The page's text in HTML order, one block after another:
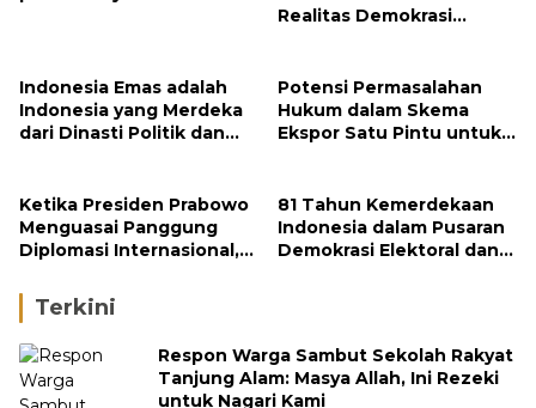
Realitas Demokrasi
Indonesia Emas adalah
Indonesia yang Merdeka
dari Dinasti Politik dan
Potensi Permasalahan
Hukum dalam Skema
Ekspor Satu Pintu untuk
Ketika Presiden Prabowo
Menguasai Panggung
Diplomasi Internasional,
Kaesang Menguasai
Safari Politik Nasional
81 Tahun Kemerdekaan
Indonesia dalam Pusaran
Demokrasi Elektoral dan
Terkini
Respon Warga Sambut Sekolah Rakyat
Tanjung Alam: Masya Allah, Ini Rezeki
untuk Nagari Kami